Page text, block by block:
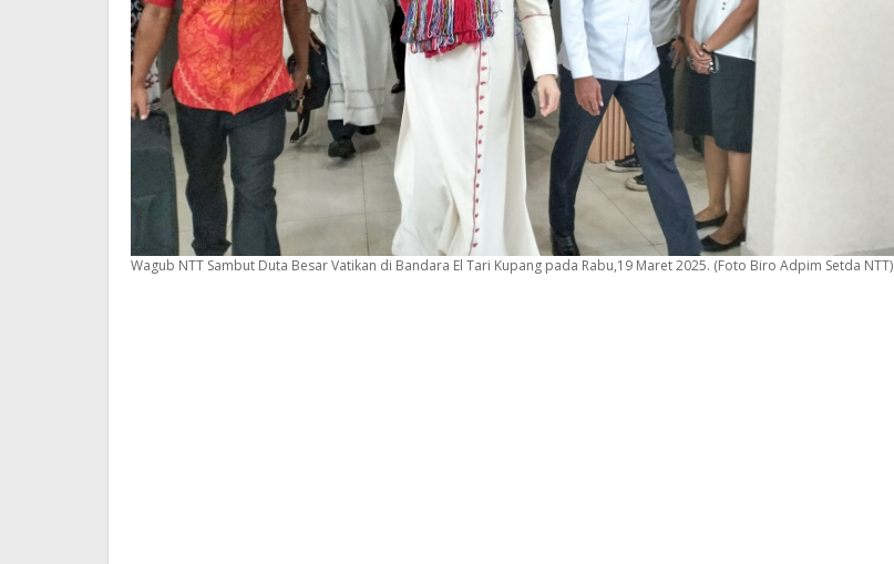
Wagub NTT Sambut Duta Besar Vatikan di Bandara El Tari Kupang pada Rabu,19 Maret 2025. (Foto Biro Adpim Setda NTT)